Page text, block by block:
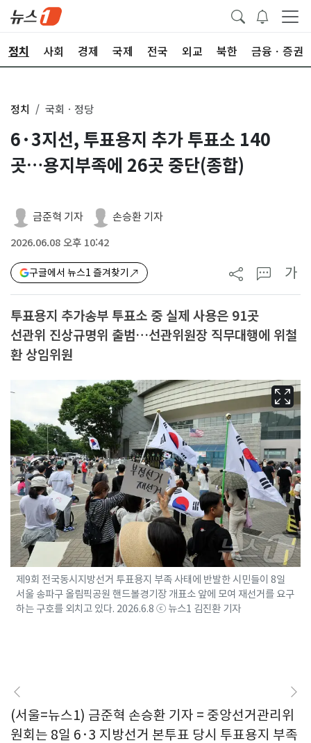
정치 사회 경제 국제 전국 외교 북한 금융ㆍ증권
정치 국회ㆍ정당
6·3지선, 투표용지 추가 투표소 140
곳…용지부족에 26곳 중단(종합)
금준혁 기자 손승환 기자
2026.06.08 오후 10:42
구글에서 뉴스1 즐겨찾기 가
투표용지 추가송부 투표소 중 실제 사용은 91곳
선관위 진상규명위 출범…선관위원장 직무대행에 위철
환 상임위원
제9회 전국동시지방선거 투표용지 부족 사태에 반발한 시민들이 8일
서울 송파구 올림픽공원 핸드볼경기장 개표소 앞에 모여 재선거를 요구
하는 구호를 외치고 있다. 2026.6.8 ⓒ 뉴스1 김진환 기자
(서울=뉴스1) 금준혁 손승환 기자 = 중앙선거관리위
원회는 8일 6·3 지방선거 본투표 당시 투표용지 부족